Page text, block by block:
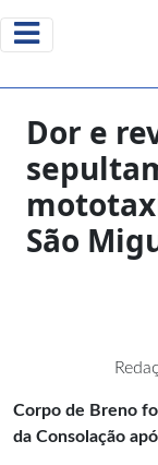
Dor e
São
Corpo de Breno
da Consolação